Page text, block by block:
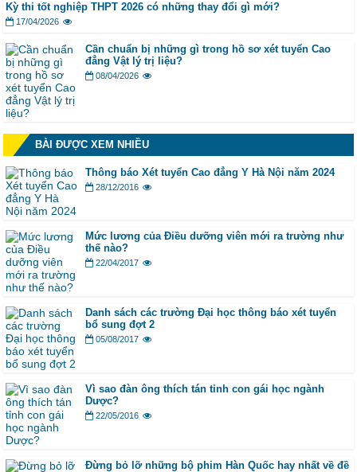
Kỳ thi tốt nghiệp THPT 2026 có những thay đổi gì mới?
17/04/2026
Cần chuẩn bị những gì trong hồ sơ xét tuyển Cao
đẳng Vật lý trị liệu?
08/04/2026
BÀI ĐƯỢC XEM NHIỀU
Thông báo Xét tuyển Cao đẳng Y Hà Nội năm 2024
28/12/2016
Mức lương của Điều dưỡng viên mới ra trường như
thế nào?
22/04/2017
Danh sách các trường Đại học thông báo xét tuyển
bổ sung đợt 2
05/08/2017
Vì sao đàn ông thích tán tỉnh con gái học ngành
Dược?
22/05/2016
Đừng bỏ lỡ những bộ phim Hàn Quốc hay nhất về đề